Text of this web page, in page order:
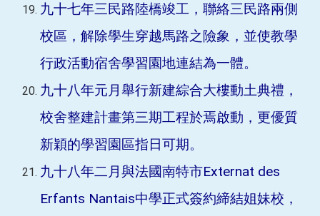
九十七年三民路陸橋竣工，聯絡三民路兩側
校區，解除學生穿越馬路之險象，並使教學
行政活動宿舍學習園地連結為一體。
九十八年元月舉行新建綜合大樓動土典禮，
校舍整建計畫第三期工程於焉啟動，更優質
新穎的學習園區指日可期。
九十八年二月與法國南特市Externat des
Erfants Nantais中學正式簽約締結姐妹校，